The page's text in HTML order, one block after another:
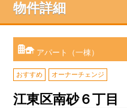
物件詳細
アパート（一棟）
おすすめ オーナーチェンジ
江東区南砂６丁目